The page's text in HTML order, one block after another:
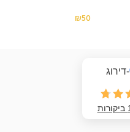
₪50
-דירוג